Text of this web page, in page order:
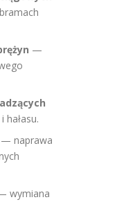
—
— naprawa
wymiana